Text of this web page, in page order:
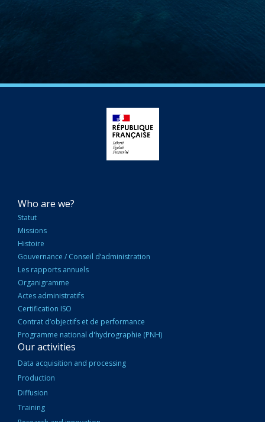
NAVIGATION
PRINCIPALE
Who are we?
Statut
Missions
Histoire
Gouvernance / Conseil d’administration
Les rapports annuels
Organigramme
Actes administratifs
Certification ISO
Contrat d’objectifs et de performance
Programme national d'hydrographie (PNH)
Our activities
Data acquisition and processing
Production
Diffusion
Training